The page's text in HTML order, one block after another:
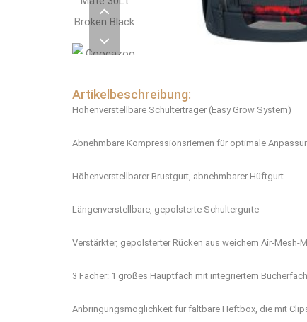
Artikelbeschreibung:
Höhenverstellbare Schulterträger (Easy Grow System)
Abnehmbare Kompressionsriemen für optimale
Höhenverstellbarer Brustgurt, abnehmbarer Hüftgurt
Längenverstellbare, gepolsterte Schultergurte
Verstärkter, gepolsterter Rücken aus weichem Air-
3 Fächer: 1 großes Hauptfach mit integriertem
Anbringungsmöglichkeit für faltbare Heftbox, die mit